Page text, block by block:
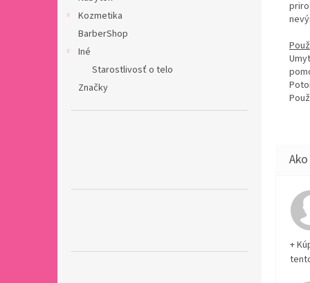
Kozmetika
BarberShop
Iné
Starostlivosť o telo
Značky
+